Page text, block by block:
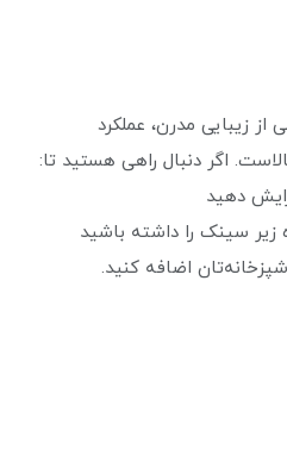
از زیبایی مدرن، عملکرد
اگر دنبال راهی هستید تا:
دهید
زیر سینک را داشته باشید
اضافه کنید.